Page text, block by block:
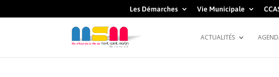
Les Démarches Vie Municipale
ACTUALITÉS